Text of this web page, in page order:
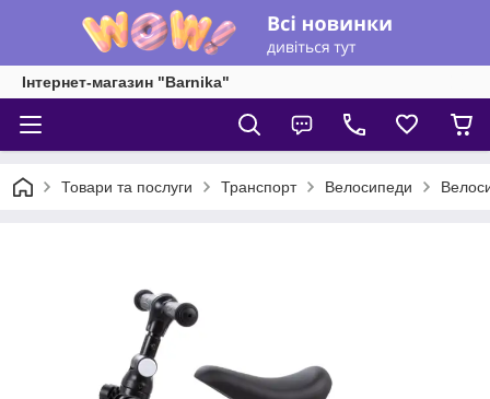
Інтернет-магазин "Barnika"
Товари та послуги Транспорт Велосипеди